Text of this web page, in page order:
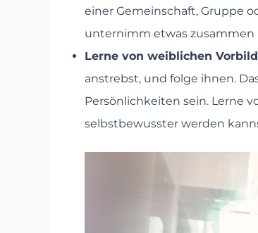
einer Gemeinschaft, Gruppe
unternimm etwas zusammen
Lerne von weiblichen
anstrebst, und folge ihnen.
Persönlichkeiten sein. Lerne
selbstbewusster werden